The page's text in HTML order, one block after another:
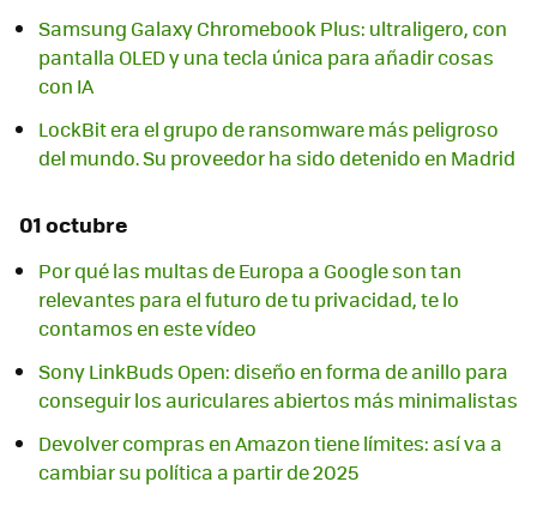
Samsung Galaxy Chromebook Plus: ultraligero, con
pantalla OLED y una tecla única para añadir cosas
con IA
LockBit era el grupo de ransomware más peligroso
del mundo. Su proveedor ha sido detenido en Madrid
01 octubre
Por qué las multas de Europa a Google son tan
relevantes para el futuro de tu privacidad, te lo
contamos en este vídeo
Sony LinkBuds Open: diseño en forma de anillo para
conseguir los auriculares abiertos más minimalistas
Devolver compras en Amazon tiene límites: así va a
cambiar su política a partir de 2025